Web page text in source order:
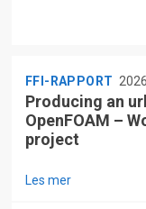
FFI-RAPPORT 2026
Producing an
OpenFOAM –
project
Les mer